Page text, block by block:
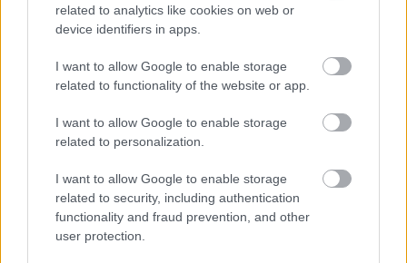
related to analytics like cookies on web or
device identifiers in apps.
I want to allow Google to enable storage
related to functionality of the website or app.
I want to allow Google to enable storage
related to personalization.
I want to allow Google to enable storage
related to security, including authentication
functionality and fraud prevention, and other
user protection.
a ManUtdFanatics.hu működését!